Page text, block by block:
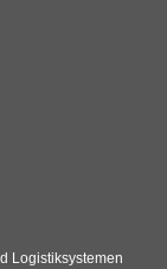
Logistiksystemen